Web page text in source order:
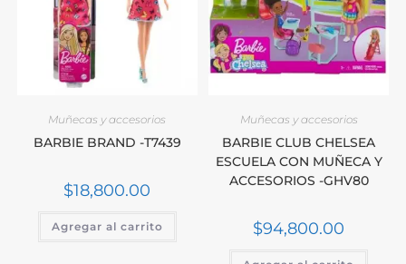
Muñecas y accesorios
BARBIE BRAND -T7439
$18,800.00
Agregar al carrito
Muñecas y accesorios
BARBIE CLUB CHELSEA
ESCUELA CON MUÑECA Y
ACCESORIOS -GHV80
$94,800.00